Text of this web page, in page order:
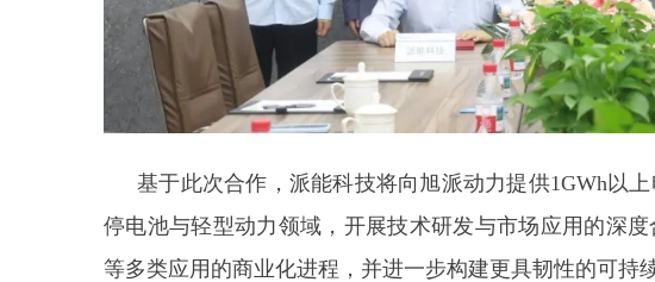
基于此次合作，派能科技将向旭派动力提供1GWh以
停电池与轻型动力领域，开展技术研发与市场应用的深
等多类应用的商业化进程，并进一步构建更具韧性的可持